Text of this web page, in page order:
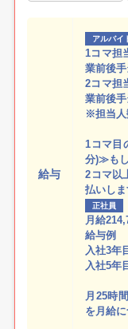
給与
アルバイ
1コマ担
業前後手
2コマ担
業前後手
※担当人
1コマ目
分)≫も
2コマ以
払いしま
正社員
月給
給与例
入社3年
入社5年
月25時
を月給